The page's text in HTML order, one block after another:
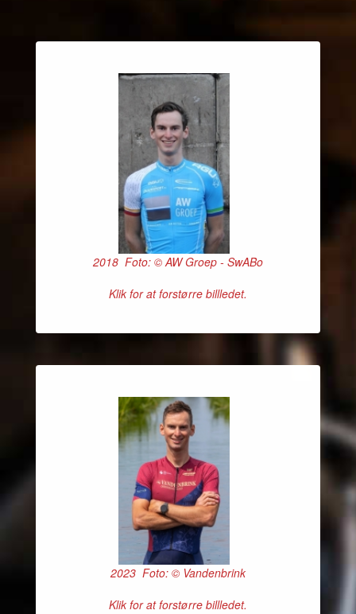
2018 Foto: © AW Groep - SwABo
Klik for at forstørre billledet.
2023 Foto: © Vandenbrink
Klik for at forstørre billledet.